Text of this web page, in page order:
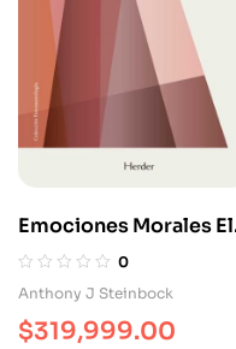
Emociones Morales El
Clamor De La Evidencia
Desde El Corazón
0
Anthony J Steinbock
$319,999.00